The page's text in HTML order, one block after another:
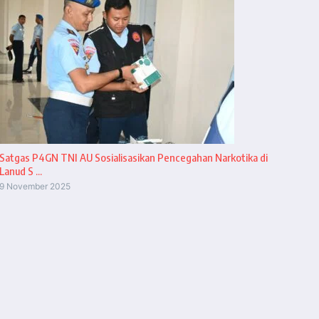
Satgas P4GN TNI AU Sosialisasikan Pencegahan Narkotika di
Lanud S ...
9 November 2025